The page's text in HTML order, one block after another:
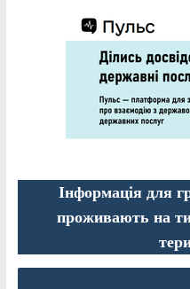
Інформація для
проживають на